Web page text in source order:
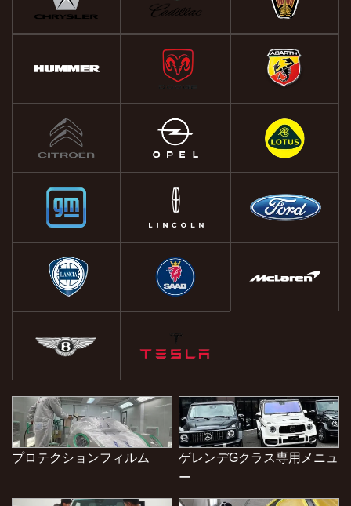
プロテクションフィルム
ゲレンデGクラス専用メニュ
ー